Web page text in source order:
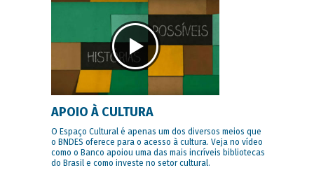
APOIO À CULTURA
O Espaço Cultural é apenas um dos diversos meios que
o BNDES oferece para o acesso à cultura. Veja no vídeo
como o Banco apoiou uma das mais incríveis bibliotecas
do Brasil e como investe no setor cultural.